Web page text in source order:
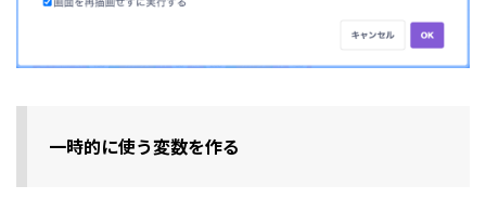
一時的に使う変数を作る